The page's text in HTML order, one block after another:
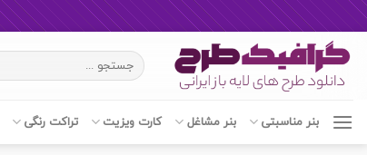
content
جستجو
برای:
بنر مناسبتی بنر مشاغل کارت ویزیت تراکت رنگی